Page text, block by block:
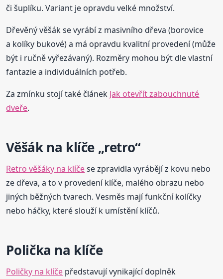
či šuplíku. Variant je opravdu velké množství.
Dřevěný věšák se vyrábí z masivního dřeva (borovice
a kolíky bukové) a má opravdu kvalitní provedení (může
být i ručně vyřezávaný). Rozměry mohou být dle vlastní
fantazie a individuálních potřeb.
Za zmínku stojí také článek Jak otevřít zabouchnuté
dveře.
Věšák na klíče „retro“
Retro věšáky na klíčese zpravidla vyrábějí z kovu nebo
ze dřeva, a to v provedení klíče, malého obrazu nebo
jiných běžných tvarech. Vesměs mají funkční kolíčky
nebo háčky, které slouží k umístění klíčů.
Polička na klíče
Poličky na klíče představují vynikající doplněk